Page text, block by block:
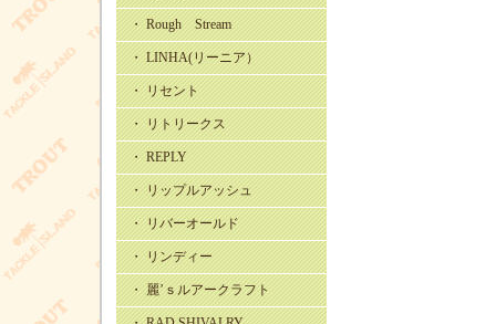
・ Rough Stream
・ LINHA(リーニア）
・ リセント
・ リトリークス
・ REPLY
・ リップルアッシュ
・ リバーオールド
・ リンディー
・ 麗’ｓルアークラフト